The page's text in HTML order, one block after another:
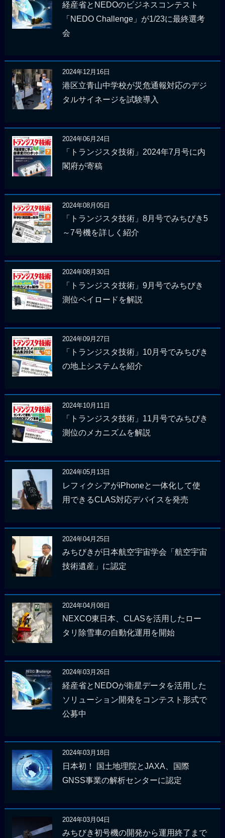
経産省とNEDOのビジネスコンテスト
「NEDO Challenge」が1/23に最終選考
会
2024年12月16日
港区立青山中学校が災危通報対応のデジ
タルサイネージを試験導入
2024年06月24日
「トランジスタ技術」2024年7月号に内
閣府が寄稿
2024年08月05日
「トランジスタ技術」8月号でみちびき5
～7号機を詳しく紹介
2024年08月30日
「トランジスタ技術」9月号でみちびき
測位ペイロードを解説
2024年09月27日
「トランジスタ技術」10月号でみちびき
の地上システムを紹介
2024年10月11日
「トランジスタ技術」11月号でみちびき
測位のメカニズムを解説
2024年05月13日
レフィクシアがiPhoneと一体化して使
用できるCLAS対応デバイスを発売
2024年04月25日
みちびきが日本航空宇宙学会「航空宇宙
技術遺産」に認定
2024年04月08日
NEXCO東日本、CLASを活用したロー
タリ除雪車の自動化運用を開始
2024年03月26日
経産省とNEDOが衛星データを活用した
ソリューション開発をコンテスト形式で
公募中
2024年03月18日
日本初！ 国土地理院とJAXA、国際
GNSS事業の解析センターに認定
2024年03月04日
みちびき初号機の開発から運用終了まで